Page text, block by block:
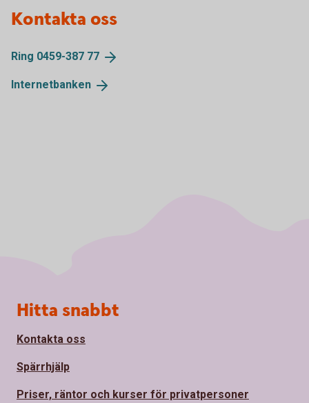
Kontakta oss
Ring 0459-387 77
Internetbanken
Sidfot
Hitta snabbt
Kontakta oss
Spärrhjälp
Priser, räntor och kurser för privatpersoner